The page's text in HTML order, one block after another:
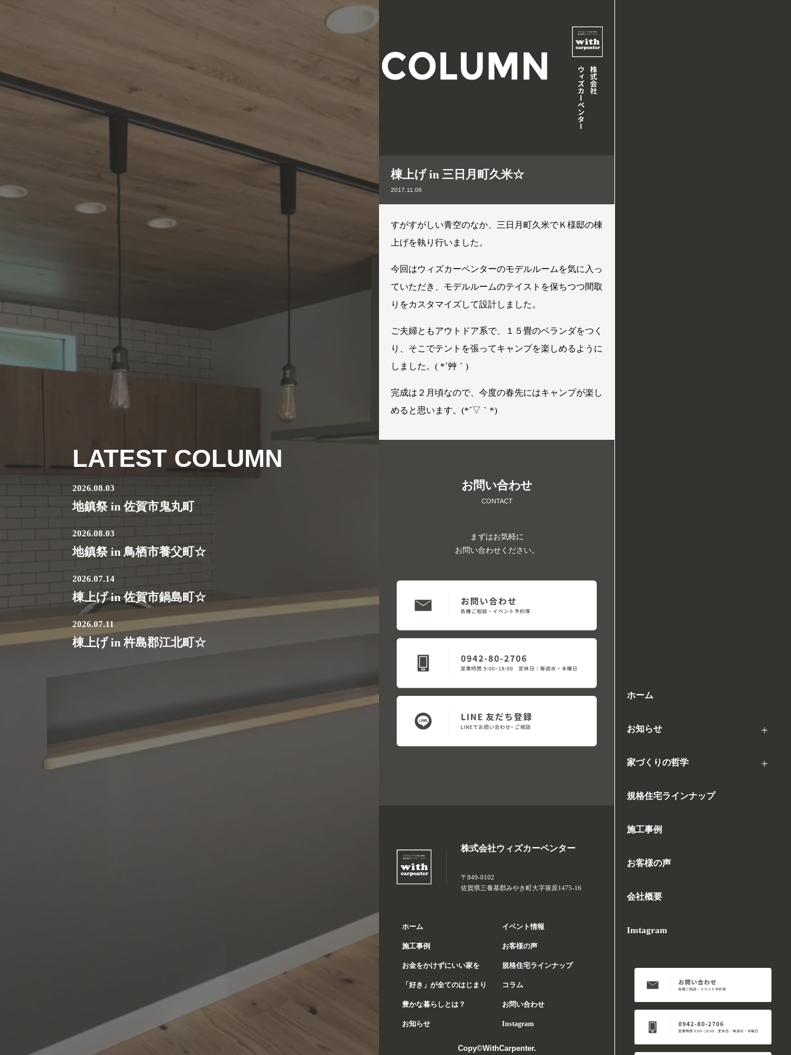
ホーム
お知らせ
家づくりの哲学
規格住宅ラインナップ
施工事例
お客様の声
会社概要
Instagram
棟上げ in 三日月町久米☆
2017.11.06
すがすがしい青空のなか、三日月町久米でＫ様邸の棟
上げを執り行いました。
今回はウィズカーペンターのモデルルームを気に入っ
ていただき、モデルルームのテイストを保ちつつ間取
りをカスタマイズして設計しました。
ご夫婦ともアウトドア系で、１５畳のベランダをつく
り、そこでテントを張ってキャンプを楽しめるように
しました。( *´艸｀)
完成は２月頃なので、今度の春先にはキャンプが楽し
めると思います。(*´▽｀*)
お問い合わせ
CONTACT
まずはお気軽に
お問い合わせください。
株式会社ウィズカーペンター
〒849-0102
佐賀県三養基郡みやき町大字簑原1475-16
ホーム
施工事例
お金をかけずにいい家を
「好き」が全てのはじまり
豊かな暮らしとは？
お知らせ
イベント情報
お客様の声
規格住宅ラインナップ
コラム
お問い合わせ
Instagram
Copy©WithCarpenter.
LATEST COLUMN
2026.08.03
地鎮祭 in 佐賀市鬼丸町
2026.08.03
地鎮祭 in 鳥栖市養父町☆
2026.07.14
棟上げ in 佐賀市鍋島町☆
2026.07.11
棟上げ in 杵島郡江北町☆